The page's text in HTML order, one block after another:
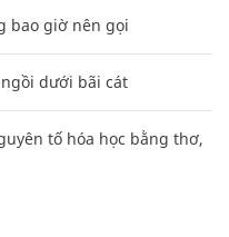
bao giờ nên gọi
dưới bãi cát
tố hóa học bằng thơ,